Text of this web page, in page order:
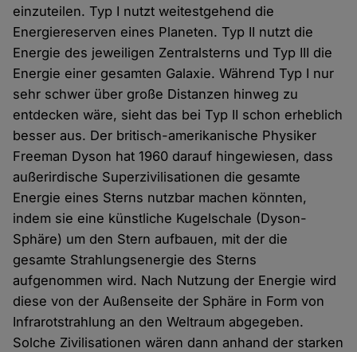
einzuteilen. Typ I nutzt weitestgehend die
Energiereserven eines Planeten. Typ II nutzt die
Energie des jeweiligen Zentralsterns und Typ III die
Energie einer gesamten Galaxie. Während Typ I nur
sehr schwer über große Distanzen hinweg zu
entdecken wäre, sieht das bei Typ II schon erheblich
besser aus. Der britisch-amerikanische Physiker
Freeman Dyson hat 1960 darauf hingewiesen, dass
außerirdische Superzivilisationen die gesamte
Energie eines Sterns nutzbar machen könnten,
indem sie eine künstliche Kugelschale (Dyson-
Sphäre) um den Stern aufbauen, mit der die
gesamte Strahlungsenergie des Sterns
aufgenommen wird. Nach Nutzung der Energie wird
diese von der Außenseite der Sphäre in Form von
Infrarotstrahlung an den Weltraum abgegeben.
Solche Zivilisationen wären dann anhand der starken